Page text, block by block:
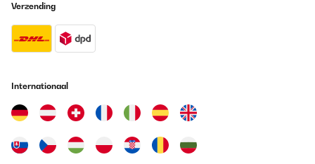
Verzending
Internationaal